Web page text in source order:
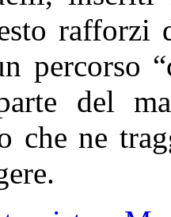
percorso
del
che ne